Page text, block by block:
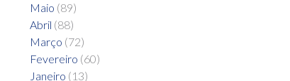
Maio (89)
Abril (88)
Março (72)
Fevereiro (60)
Janeiro (13)